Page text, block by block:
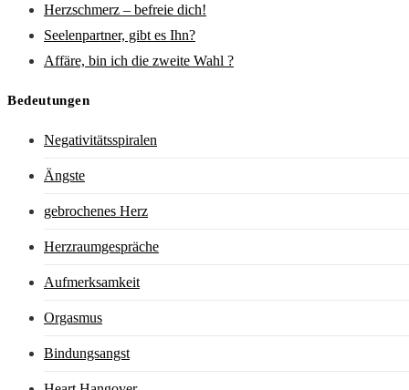
Herzschmerz – befreie dich!
Seelenpartner, gibt es Ihn?
Affäre, bin ich die zweite Wahl ?
Bedeutungen
Negativitätsspiralen
Ängste
gebrochenes Herz
Herzraumgespräche
Aufmerksamkeit
Orgasmus
Bindungsangst